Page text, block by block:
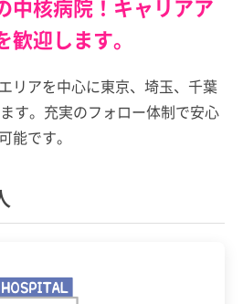
中核病院！キャリアア
迎します。
リアを中心に東京、埼玉、千葉
す。充実のフォロー体制で安心
能です。